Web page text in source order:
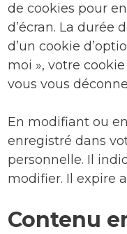
de cookies pour
d’écran. La durée
d’un cookie
moi », votre
vous vous
En modifiant ou
enregistré dans
personnelle. Il
modifier. Il expire
Contenu